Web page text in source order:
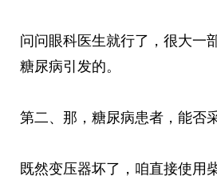
问问眼科医生就行了，很大一
糖尿病引发的。
第二、那，糖尿病患者，能否
既然变压器坏了，咱直接使用